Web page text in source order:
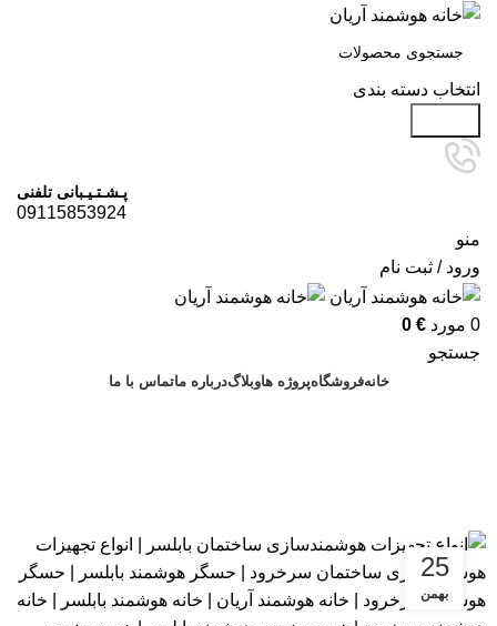
انتخاب دسته بندی
پـشـتـیـبانی تلفنی
09115853924
منو
ورود / ثبت نام
0 مورد 0 €
جستجو
خانهفروشگاهپروژه هاوبلاگدرباره ماتماس با ما
25
بهمن